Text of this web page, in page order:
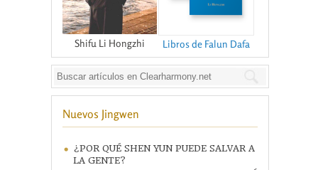
Shifu Li Hongzhi Libros de Falun Dafa
Nuevos Jingwen
¿POR QUÉ SHEN YUN PUEDE SALVAR A
LA GENTE?